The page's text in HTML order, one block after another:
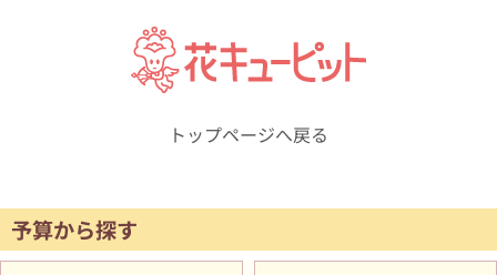
トップページへ戻る
予算から探す